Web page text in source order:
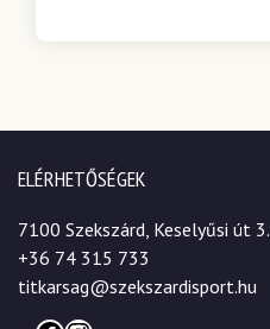
ELÉRHETŐSÉGEK
7100 Szekszárd, Keselyűsi út 3.
+36 74 315 733
titkarsag@szekszardisport.hu